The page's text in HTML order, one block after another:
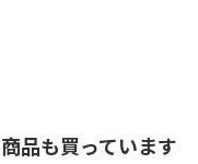
品も買っています